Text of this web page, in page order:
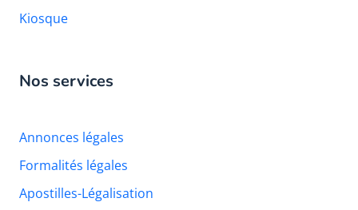
Kiosque
Nos services
Annonces légales
Formalités légales
Apostilles-Légalisation